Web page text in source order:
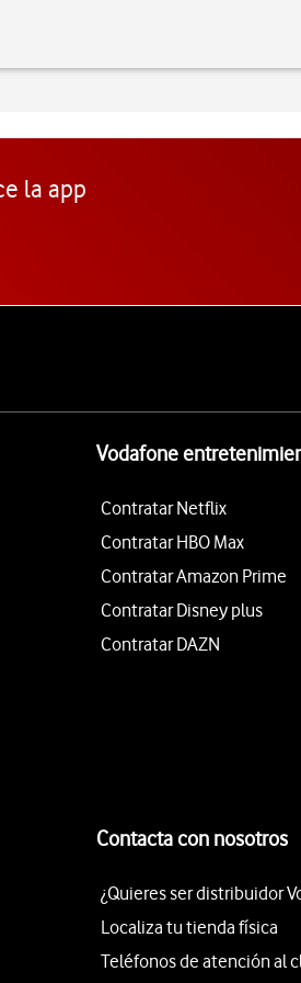
la app
Vodafone
Contratar Netflix
Contratar HBO Max
Contratar Amazon Prime
Contratar Disney plus
Contratar DAZN
Contacta con nosotros
¿Quieres ser distribuidor
Localiza tu tienda física
Teléfonos de atención al